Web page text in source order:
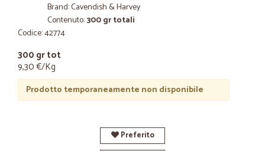
Brand: Cavendish & Harvey
Contenuto:300 gr totali
Codice: 42774
300 gr tot
9,30 €/Kg
Prodotto temporaneamente non disponibile
Preferito